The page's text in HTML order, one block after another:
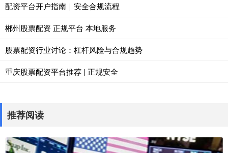
配资平台开户指南｜安全合规流程
郴州股票配资 正规平台 本地服务
股票配资行业讨论：杠杆风险与合规趋势
重庆股票配资平台推荐 | 正规安全
推荐阅读